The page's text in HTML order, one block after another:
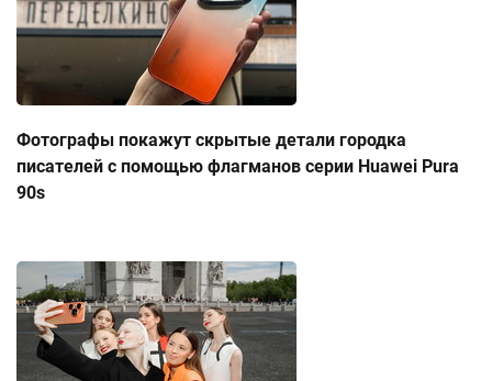
Фотографы покажут скрытые детали городка
писателей с помощью флагманов серии Huawei Pura
90s